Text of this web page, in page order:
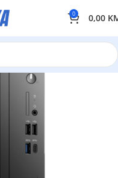
0 0,00